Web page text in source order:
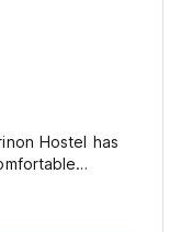
Hostel has
grand charm of
friendly team